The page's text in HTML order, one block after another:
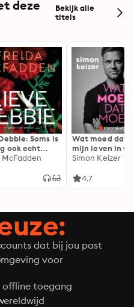
deze
Bekijk alle
titels
Soms is
ook echt
McFadden
Wat moed dat
mijn leven in
Simon Keizer
4.7
dat bij jou past
voor
offline toegang